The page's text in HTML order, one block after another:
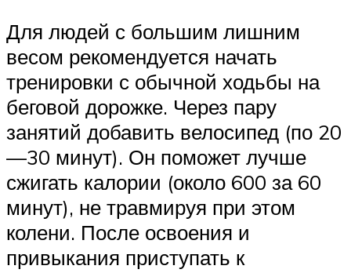
Для людей с большим лишним
весом рекомендуется начать
тренировки с обычной ходьбы на
беговой дорожке. Через пару
занятий добавить велосипед (по 20
—30 минут). Он поможет лучше
сжигать калории (около 600 за 60
минут), не травмируя при этом
колени. После освоения и
привыкания приступать к